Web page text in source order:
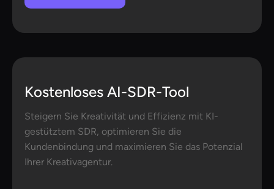
Kostenloses AI-SDR-Tool
Steigern Sie Kreativität und Effizienz mit KI-
gestütztem SDR, optimieren Sie die
Kundenbindung und maximieren Sie das Potenzial
Ihrer Kreativagentur.